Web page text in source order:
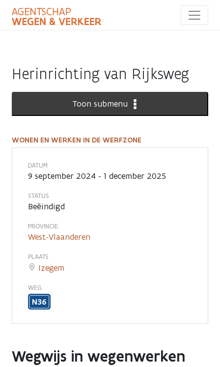
naar
Herinrichting van Rijksweg
Toon submenu
Wonen
werken
werfzone
WONEN EN WERKEN IN DE WERFZONE
DATUM
9 september 2024 - 1 december 2025
STATUS
Beëindigd
PROVINCIE
West-Vlaanderen
PLAATS
Izegem
WEG
N36
Wegwijs in wegenwerken